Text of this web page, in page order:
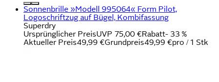
Sonnenbrille »Modell 995064« Form Pilot,
Logoschriftzug auf Bügel, Kombifassung
Superdry
Ursprünglicher PreisUVP 75,00 €Rabatt- 33 %
Aktueller Preis49,99 €Grundpreis49,99 €pro / 1 Stk